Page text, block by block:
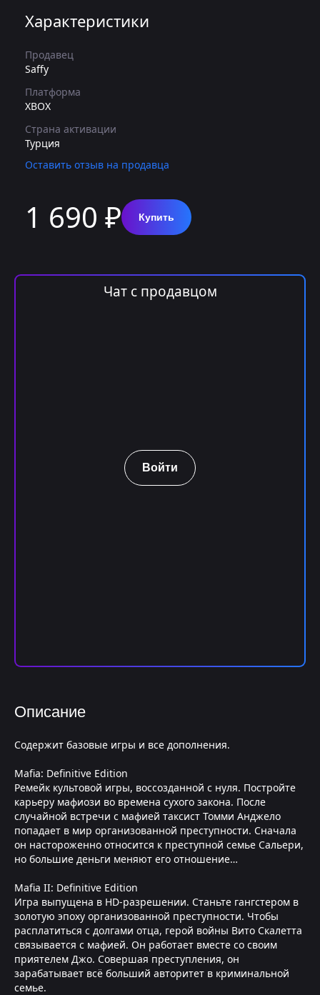
Характеристики
Продавец
Saffy
Платформа
XBOX
Страна активации
Турция
Оставить отзыв на продавца
1 690 ₽ Купить
Чат с продавцом
Войти
Описание
Содержит базовые игры и все дополнения.
Mafia: Definitive Edition
Ремейк культовой игры, воссозданной с нуля. Постройте
карьеру мафиози во времена сухого закона. После
случайной встречи с мафией таксист Томми Анджело
попадает в мир организованной преступности. Сначала
он настороженно относится к преступной семье Сальери,
но большие деньги меняют его отношение…
Mafia II: Definitive Edition
Игра выпущена в HD-разрешении. Станьте гангстером в
золотую эпоху организованной преступности. Чтобы
расплатиться с долгами отца, герой войны Вито Скалетта
связывается с мафией. Он работает вместе со своим
приятелем Джо. Совершая преступления, он
зарабатывает всё больший авторитет в криминальной
семье.